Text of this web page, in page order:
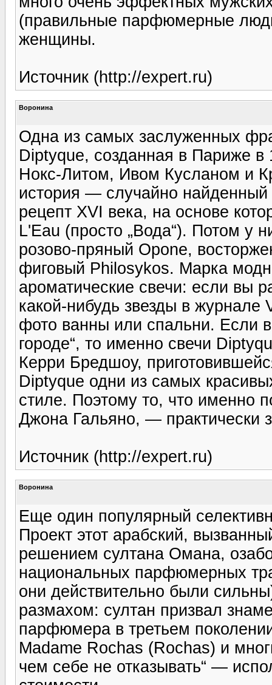
(правильные парфюмерные люди
женщины.
Источник (http://expert.ru)
Воронина
Одна из самых заслуженных
Diptyque, созданная в Париже
Нокс-Литом, Ивом Кусланом и
история — случайно
рецепт XVI века, на основе
L'Eau (просто „Вода“). Потом у
розово-пряный Opone,
фиговый Philosykos. Марка
ароматические свечи: если вы
какой-нибудь звезды в
фото ванны или спальни. Если
городе“, то именно свечи
Керри Бредшоу,
Diptyque одни из самых
стиле. Поэтому то, что именно
Джона Гальяно, — практически
Источник (http://expert.ru)
Воронина
Еще один популярный
Проект этот арабский,
решением султана Омана,
национальных парфюмерных
они действительно были
размахом: султан призвал
парфюмера в третьем
Madame Rochas (Rochas) и
чем себе не отказывать“ —